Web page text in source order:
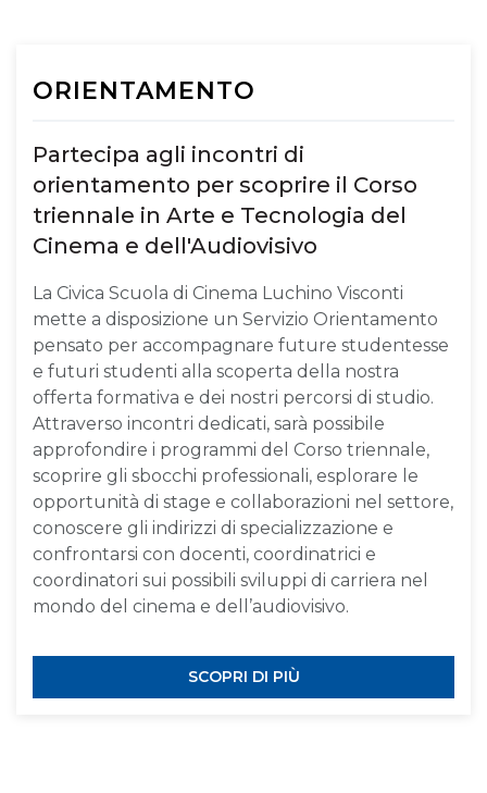
ORIENTAMENTO
Partecipa agli incontri di
orientamento per scoprire il Corso
triennale in Arte e Tecnologia del
Cinema e dell'Audiovisivo
La Civica Scuola di Cinema Luchino Visconti
mette a disposizione un Servizio Orientamento
pensato per accompagnare future studentesse
e futuri studenti alla scoperta della nostra
offerta formativa e dei nostri percorsi di studio.
Attraverso incontri dedicati, sarà possibile
approfondire i programmi del Corso triennale,
scoprire gli sbocchi professionali, esplorare le
opportunità di stage e collaborazioni nel settore,
conoscere gli indirizzi di specializzazione e
confrontarsi con docenti, coordinatrici e
coordinatori sui possibili sviluppi di carriera nel
mondo del cinema e dell’audiovisivo.
SCOPRI DI PIÙ